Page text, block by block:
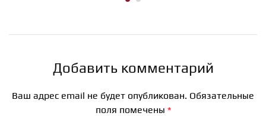
Добавить комментарий
Ваш адрес email не будет опубликован. Обязательные
поля помечены *